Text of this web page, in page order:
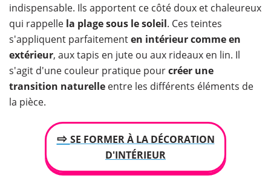
indispensable. Ils apportent ce côté doux et chaleureux
qui rappelle la plage sous le soleil. Ces teintes
s'appliquent parfaitementen intérieur comme en
extérieur, aux tapis en jute ou aux rideaux en lin. Il
s'agit d'une couleur pratique pourcréer une
transition naturelle entre les différents éléments de
la pièce.
⇨ SE FORMER À LA DÉCORATION
D'INTÉRIEUR